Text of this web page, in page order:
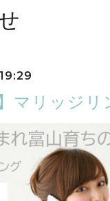
】マリッジ